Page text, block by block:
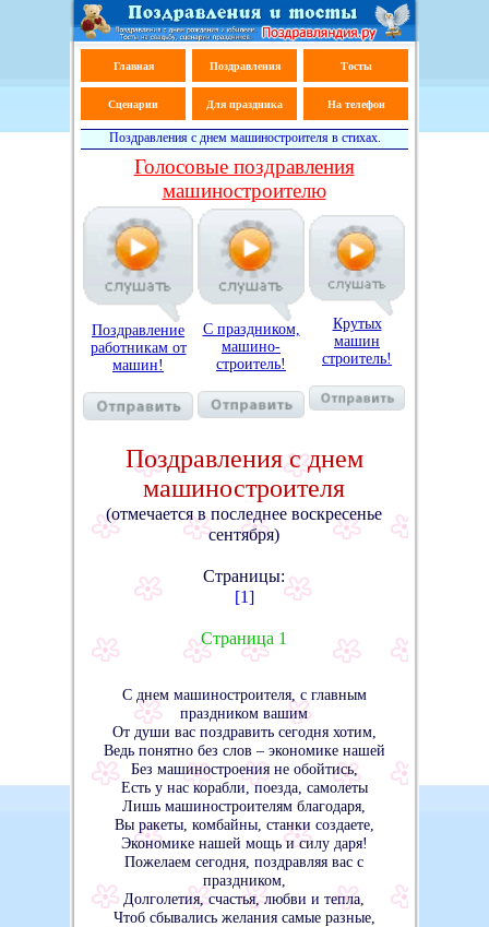
Главная Поздравления Тосты
Сценарии Для праздника На телефон
Поздравления с днем машиностроителя в стихах.
Голосовые поздравления
машиностроителю
Поздравление
работникам от
машин!
С праздником,
машино-
строитель!
Крутых
машин
строитель!
Поздравления с днем
машиностроителя
(отмечается в последнее воскресенье
сентября)
Страницы:
[1]
Страница 1
С днем машиностроителя, с главным
праздником вашим
От души вас поздравить сегодня хотим,
Ведь понятно без слов – экономике нашей
Без машиностроения не обойтись,
Есть у нас корабли, поезда, самолеты
Лишь машиностроителям благодаря,
Вы ракеты, комбайны, станки создаете,
Экономике нашей мощь и силу даря!
Пожелаем сегодня, поздравляя вас с
праздником,
Долголетия, счастья, любви и тепла,
Чтоб сбывались желания самые разные,